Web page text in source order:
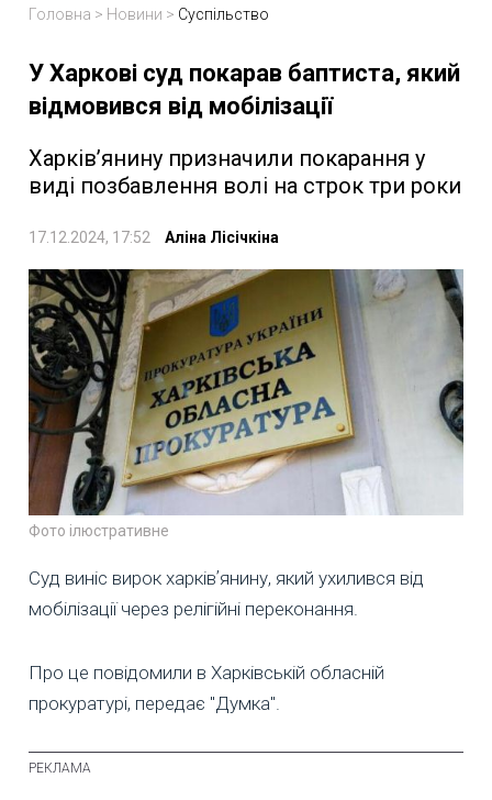
Головна > Новини > Суспільство
У Харкові суд покарав баптиста, який
відмовився від мобілізації
Харківʼянину призначили покарання у
виді позбавлення волі на строк три роки
17.12.2024, 17:52 Аліна Лісічкіна
Фото ілюстративне
Суд виніс вирок харківʼянину, який ухилився від
мобілізації через релігійні переконання.
Про це повідомили в Харківській обласній
прокуратурі, передає "Думка".